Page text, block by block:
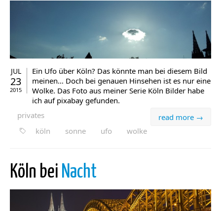
JUL
23
2015
Ein Ufo über Köln? Das könnte man bei diesem Bild
meinen… Doch bei genauen Hinsehen ist es nur eine
Wolke. Das Foto aus meiner Serie Köln Bilder habe
ich auf pixabay gefunden.
read more →
privates
köln
sonne ufo wolke
Köln bei Nacht